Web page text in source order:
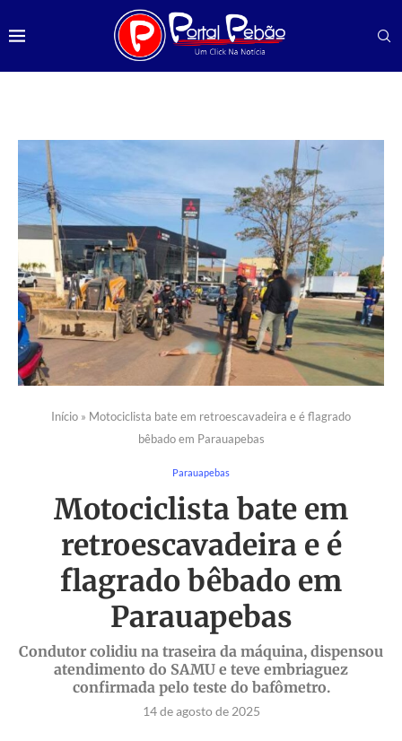
Início » Motociclista bate em retroescavadeira e é flagrado
bêbado em Parauapebas
Parauapebas
Motociclista bate em
retroescavadeira e é
flagrado bêbado em
Parauapebas
Condutor colidiu na traseira da máquina, dispensou
atendimento do SAMU e teve embriaguez
confirmada pelo teste do bafômetro.
14 de agosto de 2025